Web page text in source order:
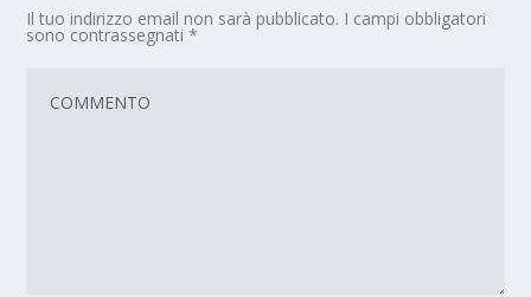
Il tuo indirizzo email non sarà pubblicato. I campi obbligatori
sono contrassegnati*